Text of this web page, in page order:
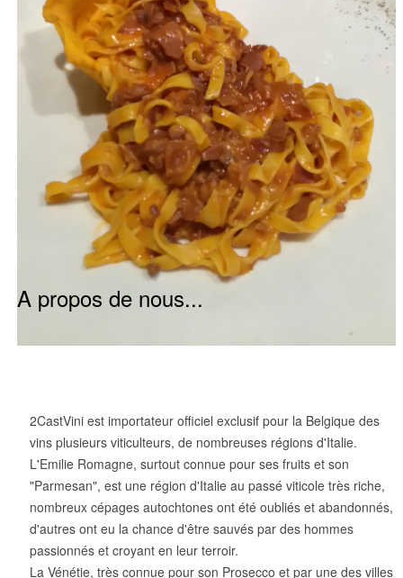
A propos de nous...
2CastVini est importateur officiel exclusif pour la Belgique des
vins plusieurs viticulteurs, de nombreuses régions d'Italie.
L'Emilie Romagne, surtout connue pour ses fruits et son
"Parmesan", est une région d'Italie au passé viticole très riche,
nombreux cépages autochtones ont été oubliés et abandonnés,
d'autres ont eu la chance d'être sauvés par des hommes
passionnés et croyant en leur terroir.
La Vénétie, très connue pour son Prosecco et par une des villes